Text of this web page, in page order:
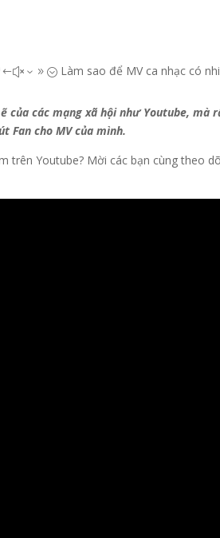
Làm sao để MV ca nhạc có
các mạng xã hội như Youtube, mà
Fan cho MV của mình.
trên Youtube? Mời các bạn cùng theo